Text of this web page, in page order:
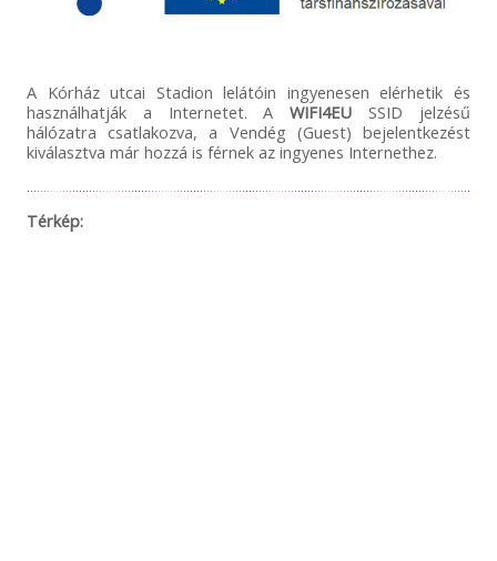
A Kórház utcai Stadion lelátóin ingyenesen elérhetik és
használhatják a Internetet. AWIFI4EU SSID jelzésű
hálózatra csatlakozva, a Vendég (Guest) bejelentkezést
kiválasztva már hozzá is férnek az ingyenes Internethez.
Térkép: